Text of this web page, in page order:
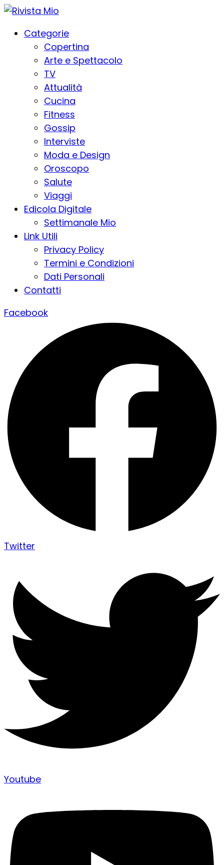
Categorie
Copertina
Arte e Spettacolo
TV
Attualità
Cucina
Fitness
Gossip
Interviste
Moda e Design
Oroscopo
Salute
Viaggi
Edicola Digitale
Settimanale Mio
Link Utili
Privacy Policy
Termini e Condizioni
Dati Personali
Contatti
Facebook
Twitter
Youtube